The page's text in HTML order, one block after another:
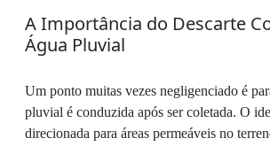
A Importância do Descarte
Água Pluvial
Um ponto muitas vezes negligenciado é
pluvial é conduzida após ser coletada. O
direcionada para áreas permeáveis no